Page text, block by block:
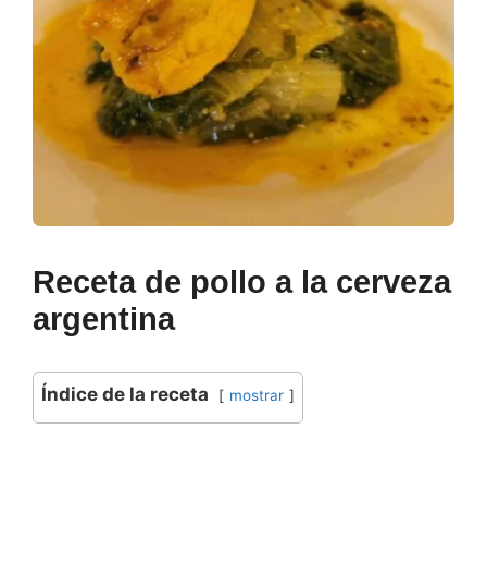
Receta de pollo a la cerveza
argentina
Índice de la receta mostrar